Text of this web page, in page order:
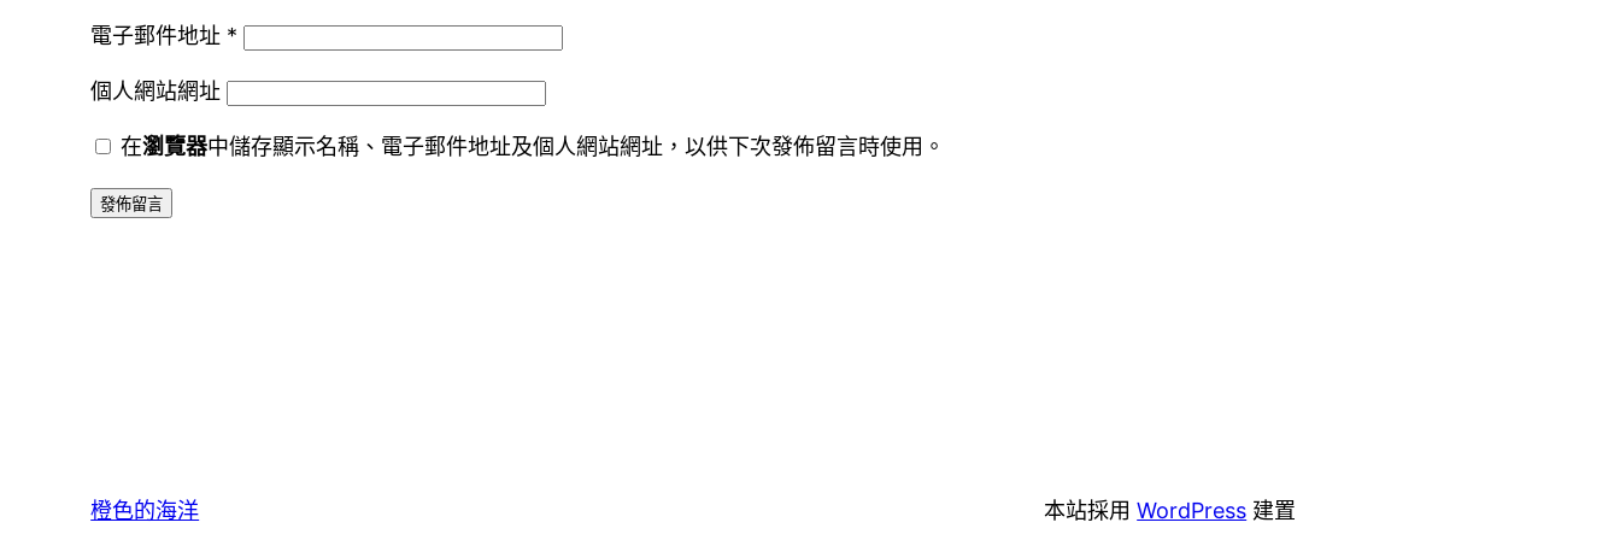
電子郵件地址 *
個人網站網址
在瀏覽器中儲存顯示名稱、電子郵件地址及個人網站網址，以供下次發佈留言時使用。
橙色的海洋 本站採用WordPress 建置